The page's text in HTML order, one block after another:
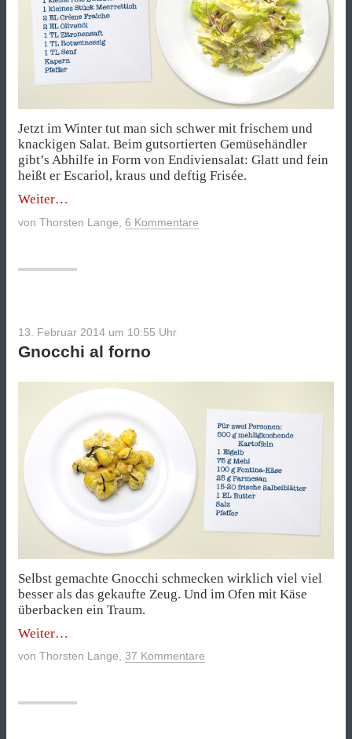
Jetzt im Winter tut man sich schwer mit frischem und
knackigen Salat. Beim gutsortierten Gemüsehändler
gibt’s Abhilfe in Form von Endiviensalat: Glatt und fein
heißt er Escariol, kraus und deftig Frisée.
Weiter„Endiviensalat
Meerrettich
von Thorsten Lange 6 Kommentare
13. Februar 2014 um 10:55 Uhr
Gnocchi al forno
Selbst gemachte Gnocchi schmecken wirklich viel viel
besser als das gekaufte Zeug. Und im Ofen mit Käse
überbacken ein Traum.
Weiter„Gnocchi
forno“
von Thorsten Lange 37 Kommentare